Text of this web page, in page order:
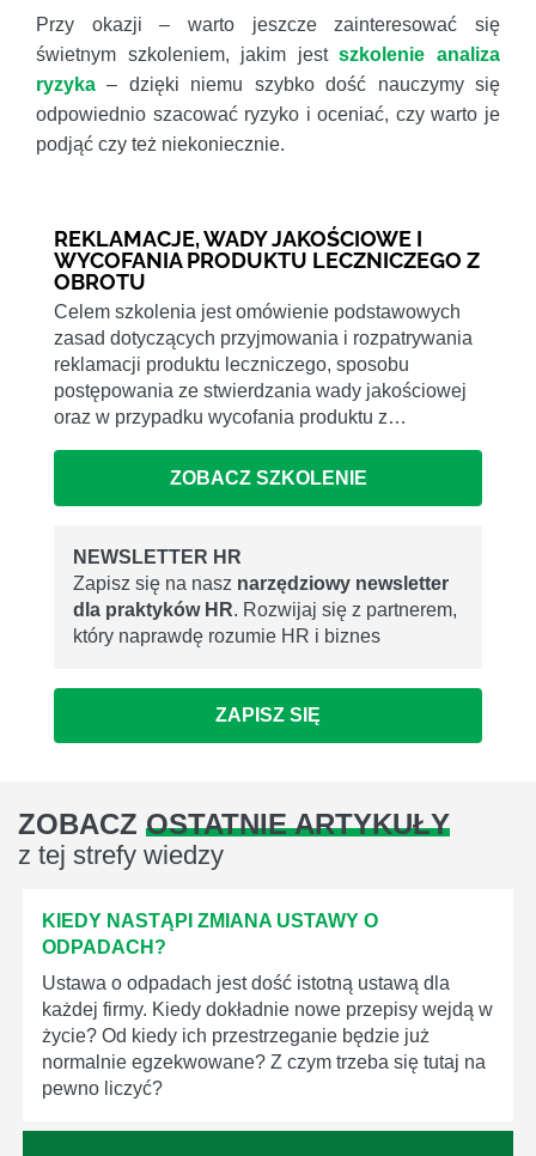
Przy okazji – warto jeszcze zainteresować się
świetnym szkoleniem, jakim jestszkolenie analiza
ryzyka – dzięki niemu szybko dość nauczymy się
odpowiednio szacować ryzyko i oceniać, czy warto je
podjąć czy też niekoniecznie.
REKLAMACJE, WADY JAKOŚCIOWE I
WYCOFANIA PRODUKTU LECZNICZEGO Z
OBROTU
Celem szkolenia jest omówienie podstawowych
zasad dotyczących przyjmowania i rozpatrywania
reklamacji produktu leczniczego, sposobu
postępowania ze stwierdzania wady jakościowej
oraz w przypadku wycofania produktu z…
ZOBACZ SZKOLENIE
NEWSLETTER HR
Zapisz się na nasz narzędziowy newsletter
dla praktyków HR. Rozwijaj się z partnerem,
który naprawdę rozumie HR i biznes
ZAPISZ SIĘ
ZOBACZ OSTATNIE ARTYKUŁY
z tej strefy wiedzy
KIEDY NASTĄPI ZMIANA USTAWY O
ODPADACH?
Ustawa o odpadach jest dość istotną ustawą dla
każdej firmy. Kiedy dokładnie nowe przepisy wejdą w
życie? Od kiedy ich przestrzeganie będzie już
normalnie egzekwowane? Z czym trzeba się tutaj na
pewno liczyć?